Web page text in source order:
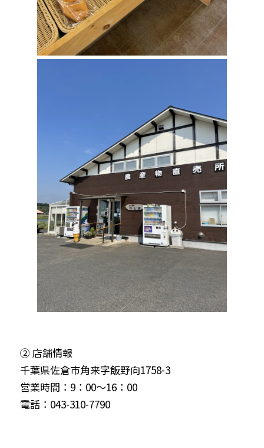
② 店舗情報
千葉県佐倉市角来字飯野向1758-3
営業時間：9：00～16：00
電話：043-310-7790